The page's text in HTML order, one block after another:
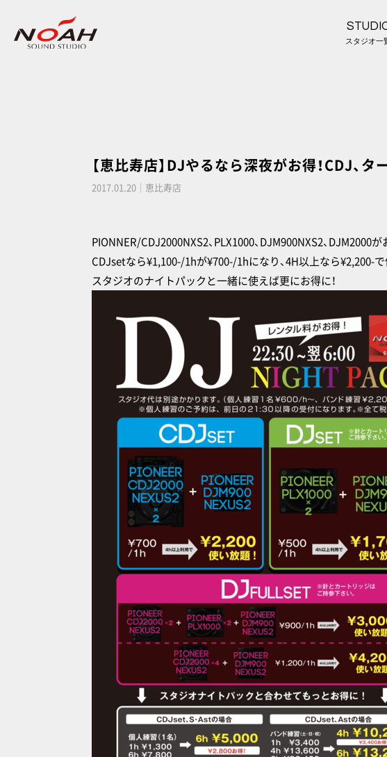
スタジオ一
【恵比寿店】DJやるなら深夜がお得！CDJ、
2017.01.20｜恵比寿店
PIONNER/CDJ2000NXS2、PLX1000、DJM900NXS2、DJM2000
CDJsetなら¥1,100-/1hが¥700-/1hになり、4H以上なら¥2,200-で
スタジオのナイトパックと一緒に使えば更にお得に！